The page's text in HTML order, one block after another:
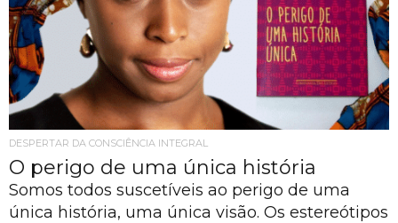
DESPERTAR DA CONSCIÊNCIA INTEGRAL
O perigo de uma única história
Somos todos suscetíveis ao perigo de uma
única história, uma única visão. Os estereótipos